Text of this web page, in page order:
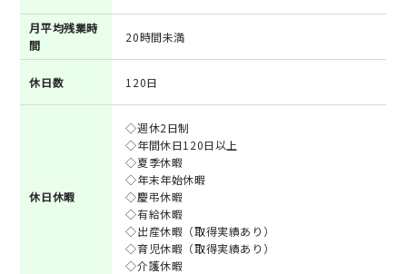
月平均残業時
間
20時間未満
休日数 120日
休日休暇
◇週休2日制
◇年間休日120日以上
◇夏季休暇
◇年末年始休暇
◇慶弔休暇
◇有給休暇
◇出産休暇（取得実績あり）
◇育児休暇（取得実績あり）
◇介護休暇